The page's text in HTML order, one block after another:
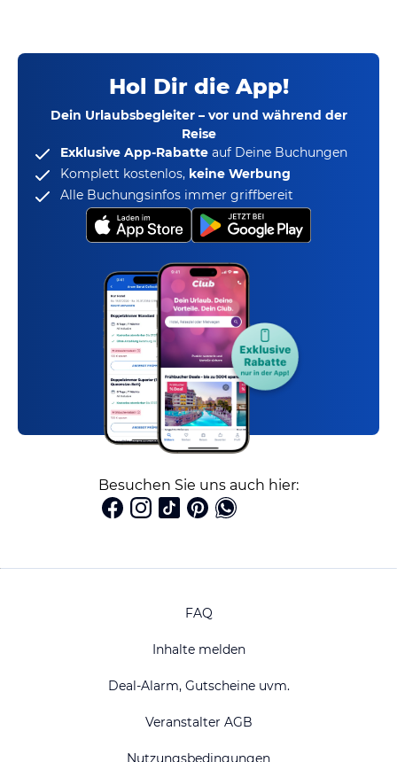
Hol Dir die App!
Dein Urlaubsbegleiter – vor und während der
Reise
Exklusive App-Rabatte auf Deine Buchungen
Komplett kostenlos, keine Werbung
Alle Buchungsinfos immer griffbereit
Besuchen Sie uns auch hier:
FAQ
Inhalte melden
Deal-Alarm, Gutscheine uvm.
Veranstalter AGB
Nutzungsbedingungen